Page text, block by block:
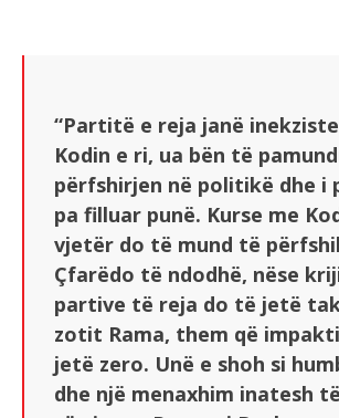
“Partitë e reja janë
Kodin e ri, ua bën të
përfshirjen në politikë dhe i
pa filluar punë. Kurse me
vjetër do të mund të
Çfarëdo të ndodhë, nëse
partive të reja do të jetë
zotit Rama, them që
jetë zero. Unë e shoh si
dhe një menaxhim inatesh